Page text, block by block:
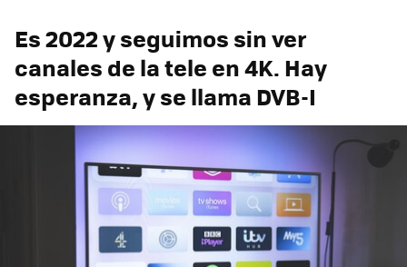
Es 2022 y seguimos sin ver
canales de la tele en 4K. Hay
esperanza, y se llama DVB-I